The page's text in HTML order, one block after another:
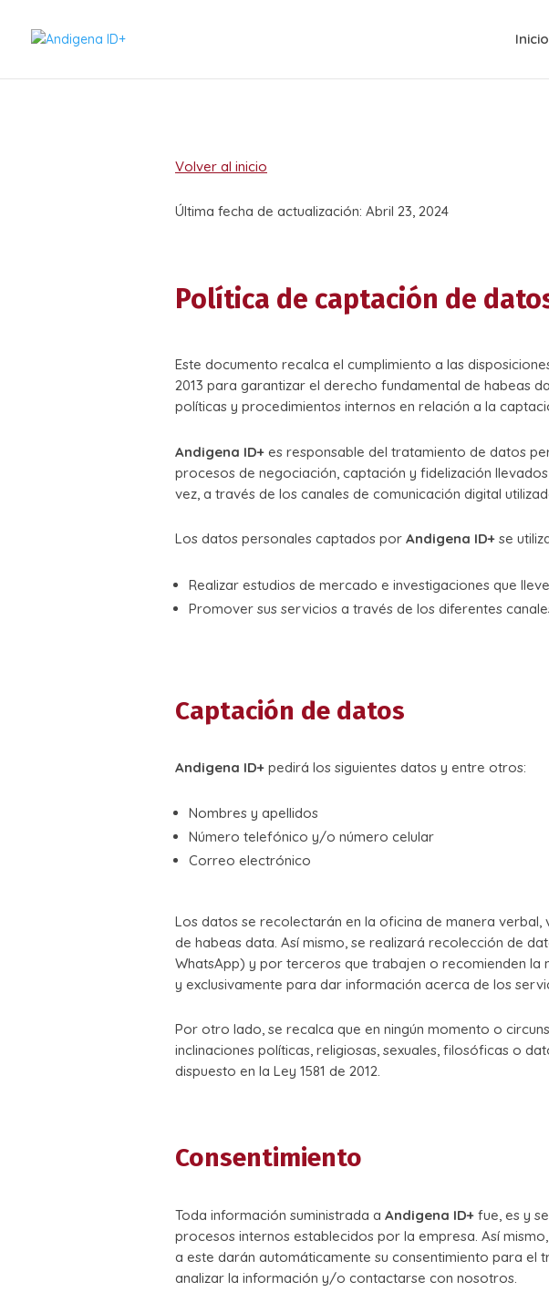
Inicio
Volver al inicio
Última fecha de actualización: Abril 23, 2024
Política de captación de
Este documento recalca el cumplimiento a las
2013 para garantizar el derecho fundamental de habeas
políticas y procedimientos internos en relación a la
Andigena ID+ es responsable del tratamiento de datos
procesos de negociación, captación y fidelización
vez, a través de los canales de comunicación digital
Los datos personales captados por Andigena ID+ se
Realizar estudios de mercado e investigaciones que
Promover sus servicios a través de los diferentes
Captación de datos
Andigena ID+ pedirá los siguientes datos y entre otros:
Nombres y apellidos
Número telefónico y/o número celular
Correo electrónico
Los datos se recolectarán en la oficina de manera
de habeas data. Así mismo, se realizará recolección de
WhatsApp) y por terceros que trabajen o recomienden la
y exclusivamente para dar información acerca de los
Por otro lado, se recalca que en ningún momento o
inclinaciones políticas, religiosas, sexuales, filosóficas o
dispuesto en la Ley 1581 de 2012.
Consentimiento
Toda información suministrada a Andigena ID+ fue, es y
procesos internos establecidos por la empresa. Así
a este darán automáticamente su consentimiento para el
analizar la información y/o contactarse con nosotros.